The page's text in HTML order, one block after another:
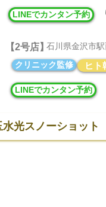
LINEでカンタン予約
石川県金沢市
【2号店】
クリニック監修 ヒト
LINEでカンタン予約
水光スノーショット